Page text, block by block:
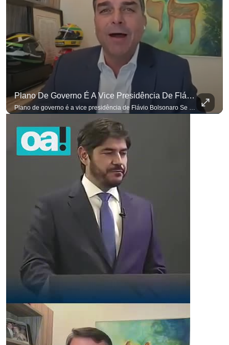
Plano De Governo É A Vice Presidência De Flávio Bolsonaro
Plano de governo é a vice presidência de Flávio Bolsonaro Se você busca informação com credibilidade, inscreva-se agora e ative o